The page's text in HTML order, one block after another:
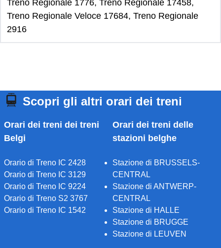
Treno Regionale 1776, Treno Regionale 17458,
Treno Regionale Veloce 17684, Treno Regionale
2916
Scopri gli altri orari dei treni
Orari dei treni dei treni
Belgi
Orario di Treno IC 2428
Orario di Treno IC 3129
Orario di Treno IC 9224
Orario di Treno S2 3767
Orario di Treno IC 1542
Orari dei treni delle
stazioni belghe
Stazione di BRUSSELS-
CENTRAL
Stazione di ANTWERP-
CENTRAL
Stazione di HALLE
Stazione di BRUGGE
Stazione di LEUVEN